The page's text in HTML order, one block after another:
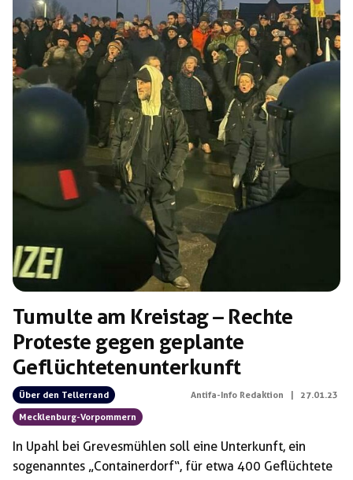
Bei der Bürgerversammlung in einer Sporthalle in
Grevesmühlen blieb es eher ruhig. Anders verlief es beim
ersten […]
Tumulte am Kreistag – Rechte
Proteste gegen geplante
Geflüchtetenunterkunft
Über den Tellerrand
Mecklenburg-Vorpommern
Antifa-Info Redaktion 27.01.23
In Upahl bei Grevesmühlen soll eine Unterkunft, ein
sogenanntes „Containerdorf“, für etwa 400 Geflüchtete